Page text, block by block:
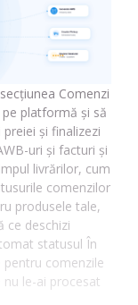
Comenzi
platformă și să
și finalizezi
uri și facturi și
livrărilor, cum
comenzilor
produsele tale,
ce deschizi
statusul În
comenzile
le-ai procesat